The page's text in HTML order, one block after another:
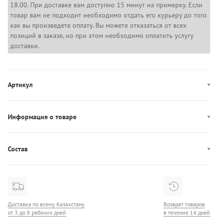
18.00. При доставке вам доступно 15 минут на примерку. Если
товар вам не подходит необходимо отдать его курьеру до того
как вы произведете оплату. Вы можете отказаться от всех
позиций в заказе, но при этом необходимо оплатить услугу
доставки.
Артикул
Информация о товаре
Производство: Китай
Состав
Подошва: 100% резина
Доставка по всему Казахстану
от 3 до 8 рабочих дней
Возврат товаров
в течение 14 дней